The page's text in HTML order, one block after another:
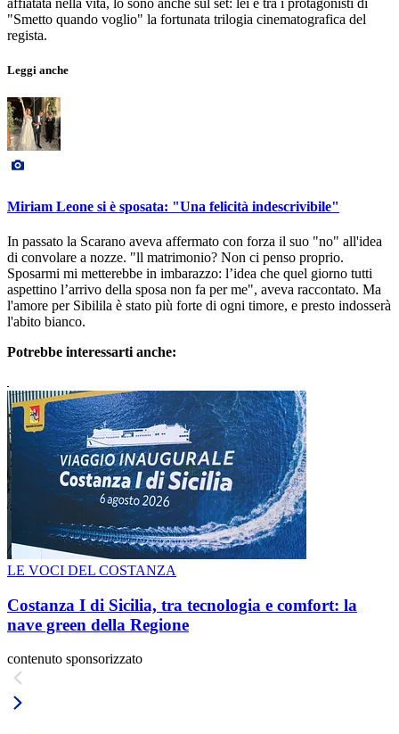
affiatata nella vita, lo sono anche sul set: lei è tra i protagonisti di
"Smetto quando voglio" la fortunata trilogia cinematografica del
regista.
Leggi anche
Miriam Leone si è sposata: "Una felicità indescrivibile"
In passato la Scarano aveva affermato con forza il suo "no" all'idea
di convolare a nozze. "ll matrimonio? Non ci penso proprio.
Sposarmi mi metterebbe in imbarazzo: l’idea che quel giorno tutti
aspettino l’arrivo della sposa non fa per me", aveva raccontato. Ma
l'amore per Sibilila è stato più forte di ogni timore, e presto indosserà
l'abito bianco.
Potrebbe interessarti anche:
LE VOCI DEL COSTANZA
Costanza I di Sicilia, tra tecnologia e comfort: la
nave green della Regione
contenuto sponsorizzato